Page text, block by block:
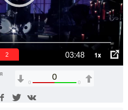
03:48 1x
1
0
0 0